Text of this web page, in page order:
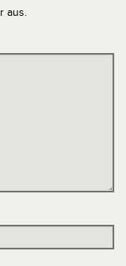
aus.